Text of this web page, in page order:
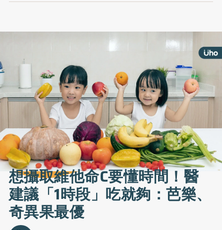
想攝取維他命C要懂時間！醫
建議「1時段」吃就夠：芭樂、
奇異果最優